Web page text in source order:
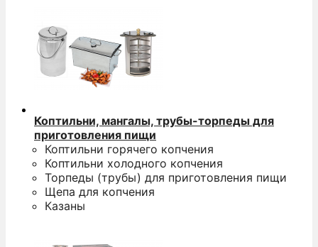
Коптильни, мангалы, трубы-торпеды для
приготовления пищи
Коптильни горячего копчения
Коптильни холодного копчения
Торпеды (трубы) для приготовления пищи
Щепа для копчения
Казаны